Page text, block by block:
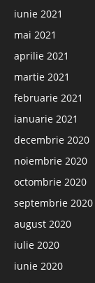
iunie 2021
mai 2021
aprilie 2021
martie 2021
februarie 2021
ianuarie 2021
decembrie 2020
noiembrie 2020
octombrie 2020
septembrie 2020
august 2020
iulie 2020
iunie 2020